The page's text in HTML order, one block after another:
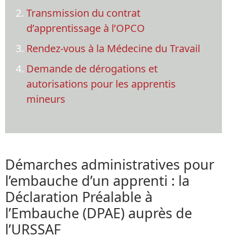
Transmission du contrat
d’apprentissage à l’OPCO
Rendez-vous à la Médecine du Travail
Demande de dérogations et
autorisations pour les apprentis
mineurs
Démarches administratives pour
l’embauche d’un apprenti : la
Déclaration Préalable à
l’Embauche (DPAE) auprès de
l’URSSAF